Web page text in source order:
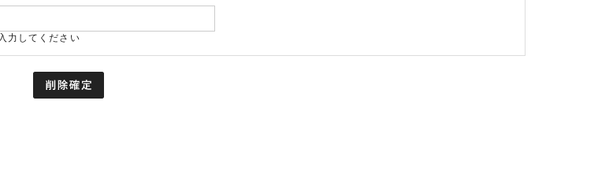
力してください